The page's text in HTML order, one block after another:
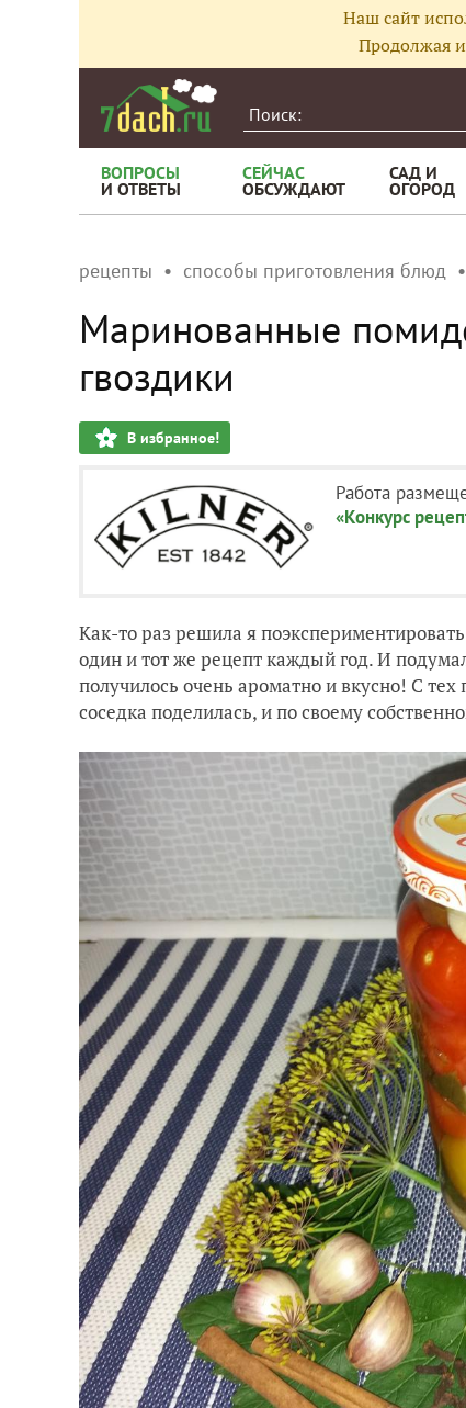
Наш сайт
Продолжая
ВОПРОСЫ
И ОТВЕТЫ
СЕЙЧАС
ОБСУЖДАЮТ
САД И
ОГОРОД
рецепты способы приготовления блюд
Маринованные
гвоздики
В избранное!
Работа
«Конкурс
Как-то раз решила я
один и тот же рецепт каждый год. И
получилось очень ароматно и вкусно! С
соседка поделилась, и по своему